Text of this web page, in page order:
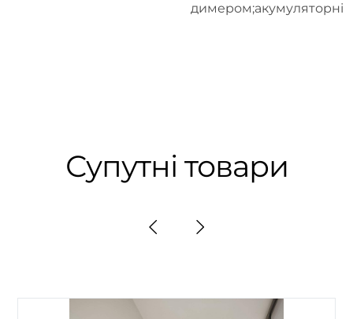
димером;акумуляторні
Супутні товари